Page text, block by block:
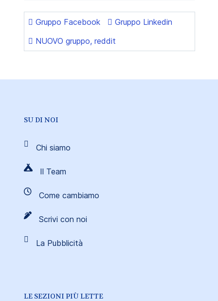
Gruppo Facebook
Gruppo Linkedin
NUOVO gruppo, reddit
SU DI NOI
Chi siamo
Il Team
Come cambiamo
Scrivi con noi
La Pubblicità
LE SEZIONI PIÙ LETTE